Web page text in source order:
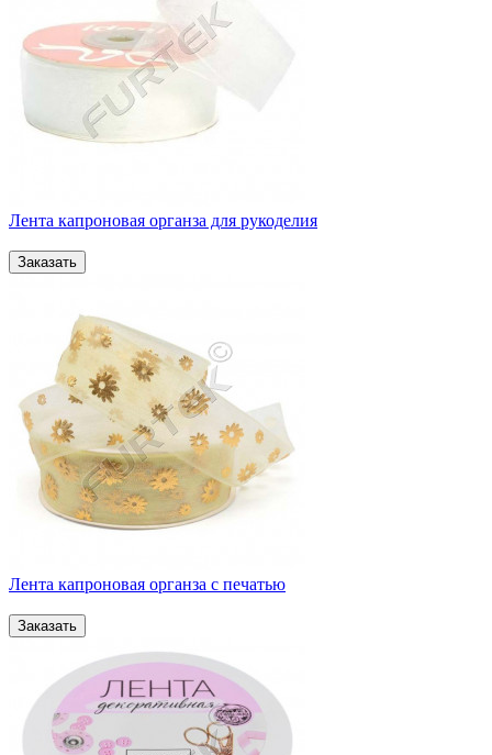
Лента капроновая органза для рукоделия
Лента капроновая органза с печатью